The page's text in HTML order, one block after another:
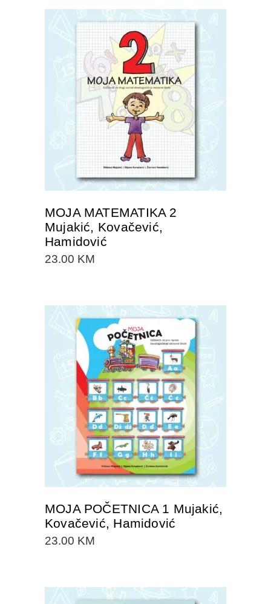
DODAJTE U KORPU
MOJA MATEMATIKA 2
Mujakić, Kovačević,
Hamidović
23.00 KM
DODAJTE U KORPU
MOJA POČETNICA 1 Mujakić,
Kovačević, Hamidović
23.00 KM